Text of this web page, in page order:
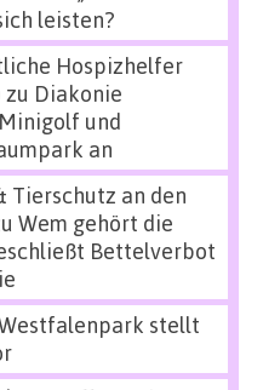
leisten?
Hospizhelfer
zu Diakonie
und
an
Tierschutz an den
Wem gehört die
Bettelverbot
stellt